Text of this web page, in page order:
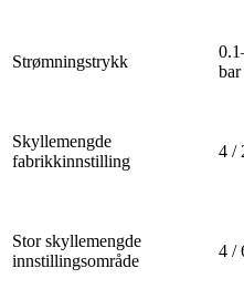
Strømningstrykk
bar
Skyllemengde
fabrikkinnstilling
4 /
Stor skyllemengde
innstillingsområde
4 /